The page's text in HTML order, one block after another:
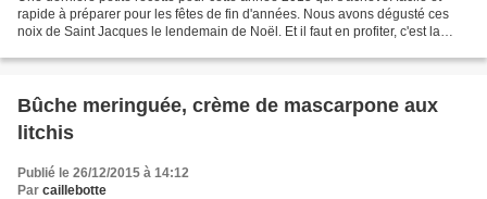
rapide à préparer pour les fêtes de fin d'années. Nous avons dégusté ces
noix de Saint Jacques le lendemain de Noël. Et il faut en profiter, c'est la
Bûche meringuée, crème de mascarpone aux
litchis
Publié le 26/12/2015 à 14:12
Par caillebotte